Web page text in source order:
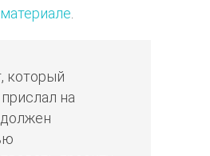
который
на